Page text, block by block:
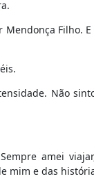
Filho.
Não
amei
mim e das